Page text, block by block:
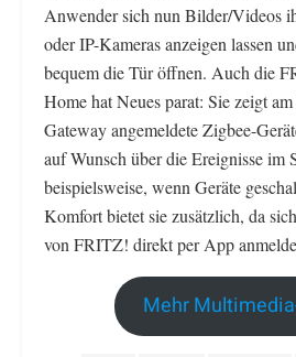
Anwender sich nun Bilder/Videos
oder IP-Kameras anzeigen lassen
bequem die Tür öffnen. Auch die
Home hat Neues parat: Sie zeigt
Gateway angemeldete Zigbee-
auf Wunsch über die Ereignisse im
beispielsweise, wenn Geräte
Komfort bietet sie zusätzlich, da
von FRITZ! direkt per App
Mehr